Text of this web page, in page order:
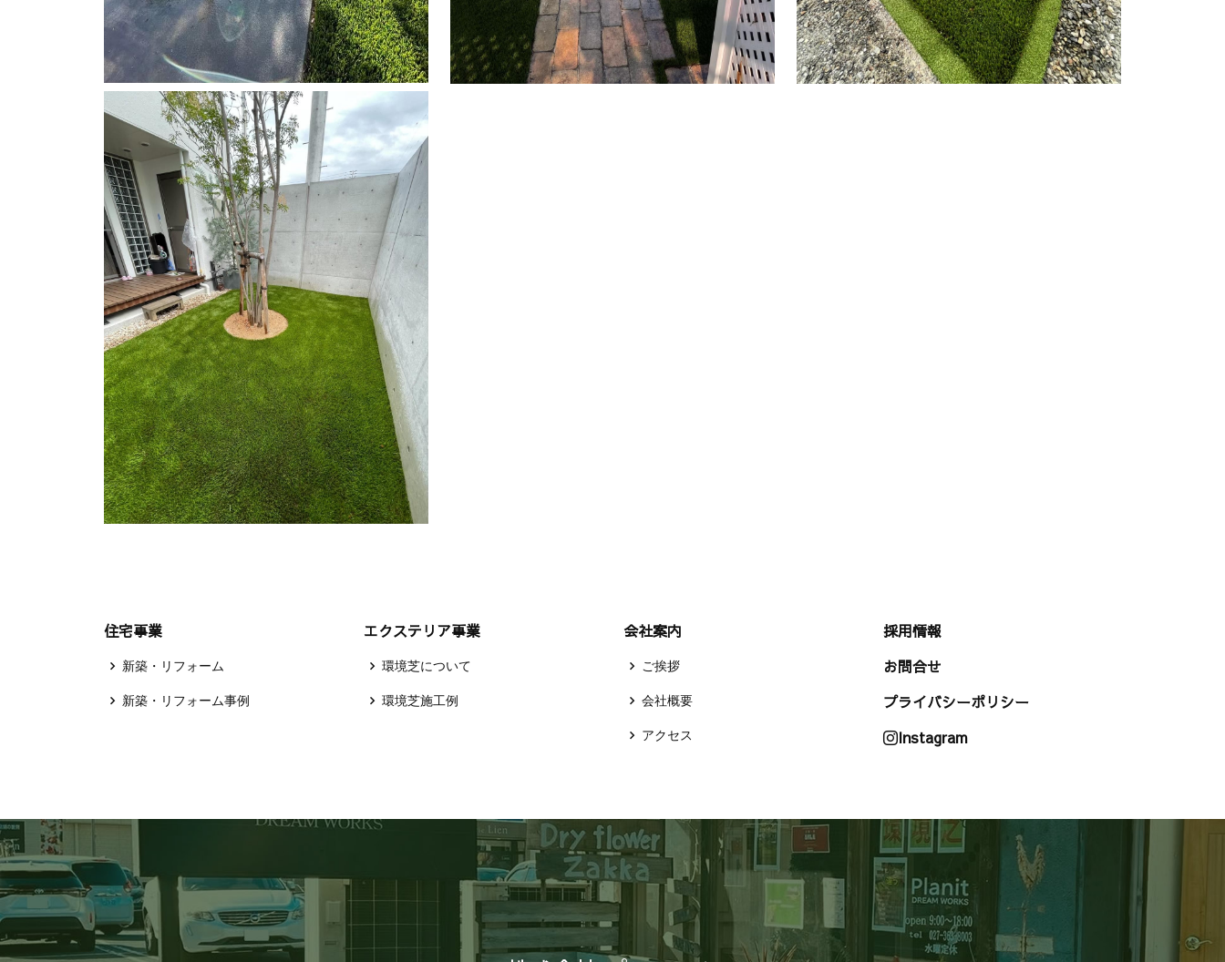
住宅事業
新築・リフォーム
新築・リフォーム事例
エクステリア事業
環境芝について
環境芝施工例
会社案内
ご挨拶
会社概要
アクセス
採用情報
お問合せ
プライバシーポリシー
Instagram